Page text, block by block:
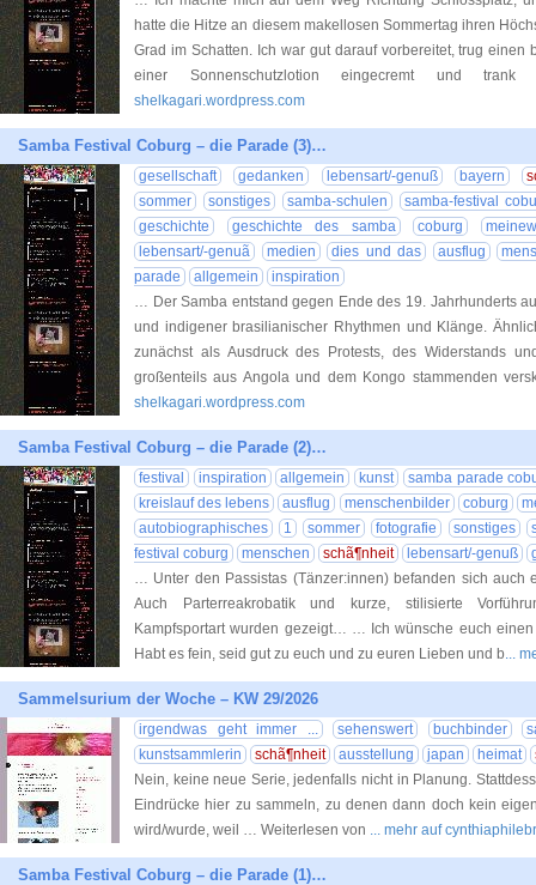
hatte die Hitze an diesem makellosen Sommertag ihren
Grad im Schatten. Ich war gut darauf vorbereitet, trug einen
einer Sonnenschutzlotion eingecremt und
shelkagari.wordpress.com
Samba Festival Coburg – die Parade (3)…
gesellschaft gedanken lebensart/-genuß bayern
sommer
sonstiges samba-schulen
samba-festival
geschichte
geschichte des samba coburg
lebensart/-genuã
medien dies und das ausflug
parade
allgemein
inspiration
… Der Samba entstand gegen Ende des 19. Jahrhunderts
und indigener brasilianischer Rhythmen und Klänge.
zunächst als Ausdruck des Protests, des Widerstands
großenteils aus Angola und dem Kongo stammenden
shelkagari.wordpress.com
Samba Festival Coburg – die Parade (2)…
festival inspiration allgemein kunst
samba parade
kreislauf des lebens
ausflug menschenbilder coburg
autobiographisches
1 sommer fotografie sonstiges
festival coburg
menschen schã¶nheit lebensart/-genuß
… Unter den Passistas (Tänzer:innen) befanden sich
Auch Parterreakrobatik und kurze, stilisierte
Kampfsportart wurden gezeigt… … Ich wünsche euch
Habt es fein, seid gut zu euch und zu euren Lieben und b...
Sammelsurium der Woche – KW 29/2026
irgendwas geht immer ... sehenswert buchbinder
kunstsammlerin
schã¶nheit ausstellung japan heimat
Nein, keine neue Serie, jedenfalls nicht in Planung.
Eindrücke hier zu sammeln, zu denen dann doch kein
wird/wurde, weil … Weiterlesen von ... mehr auf
Samba Festival Coburg – die Parade (1)…